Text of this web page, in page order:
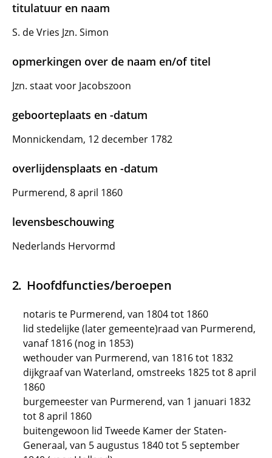
titulatuur en naam
S. de Vries Jzn. Simon
opmerkingen over de naam en/of titel
Jzn. staat voor Jacobszoon
geboorteplaats en -datum
Monnickendam, 12 december 1782
overlijdensplaats en -datum
Purmerend, 8 april 1860
levensbeschouwing
Nederlands Hervormd
Hoofdfuncties/beroepen
notaris te Purmerend, van 1804 tot 1860
lid stedelijke (later gemeente)raad van Purmerend,
vanaf 1816 (nog in 1853)
wethouder van Purmerend, van 1816 tot 1832
dijkgraaf van Waterland, omstreeks 1825 tot 8 april
1860
burgemeester van Purmerend, van 1 januari 1832
tot 8 april 1860
buitengewoon lid Tweede Kamer der Staten-
Generaal, van 5 augustus 1840 tot 5 september